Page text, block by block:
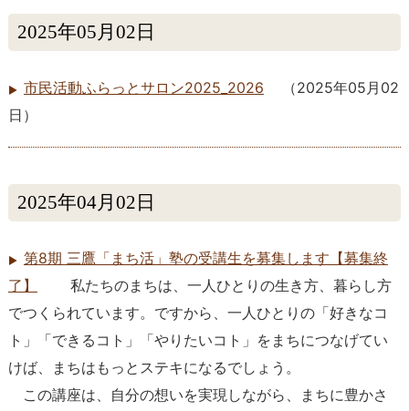
2025年05月02日
市民活動ふらっとサロン2025_2026 （2025年05月02
日 ）
2025年04月02日
第8期 三鷹「まち活」塾の受講生を募集します【募集終
了】
私たちのまちは、一人ひとりの生き方、暮らし方
でつくられています。ですから、一人ひとりの「好きなコ
ト」「できるコト」「やりたいコト」をまちにつなげてい
けば、まちはもっとステキになるでしょう。
この講座は、自分の想いを実現しながら、まちに豊かさ